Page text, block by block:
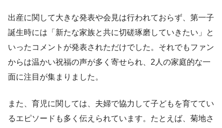
出産に関して大きな発表や会見は行われておらず、第一子
誕生時には「新たな家族と共に切磋琢磨していきたい」と
いったコメントが発表されただけでした。それでもファン
からは温かい祝福の声が多く寄せられ、2人の家庭的な一
面に注目が集まりました。
また、育児に関しては、夫婦で協力して子どもを育ててい
るエピソードも多く伝えられています。たとえば、菊地さ